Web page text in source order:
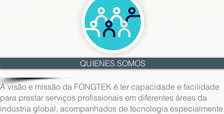
QUIENES SOMOS
A visão e missão da FONGTEK é ter capacidade e facilidade
para prestar serviços profissionais em diferentes áreas da
indústria global, acompanhados de tecnologia especialmente